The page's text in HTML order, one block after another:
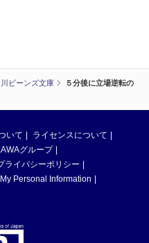
ビーンズ文庫
５分後に立場逆転の
いて
ライセンスについて
グループ
ライバシーポリシー
Personal Information